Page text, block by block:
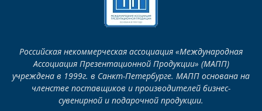
Российская некоммерческая ассоциация «Международная
Ассоциация Презентационной Продукции» (МАПП)
учреждена в 1999г. в Санкт-Петербурге. МАПП основана на
членстве поставщиков и производителей бизнес-
сувенирной и подарочной продукции.